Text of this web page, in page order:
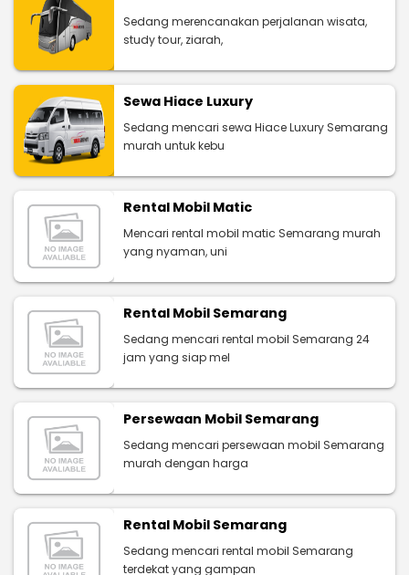
Sedang merencanakan perjalanan wisata,
study tour, ziarah,
Sewa Hiace Luxury
Sedang mencari sewa Hiace Luxury Semarang
murah untuk kebu
Rental Mobil Matic
Mencari rental mobil matic Semarang murah
yang nyaman, uni
Rental Mobil Semarang
Sedang mencari rental mobil Semarang 24
jam yang siap mel
Persewaan Mobil Semarang
Sedang mencari persewaan mobil Semarang
murah dengan harga
Rental Mobil Semarang
Sedang mencari rental mobil Semarang
terdekat yang gampan